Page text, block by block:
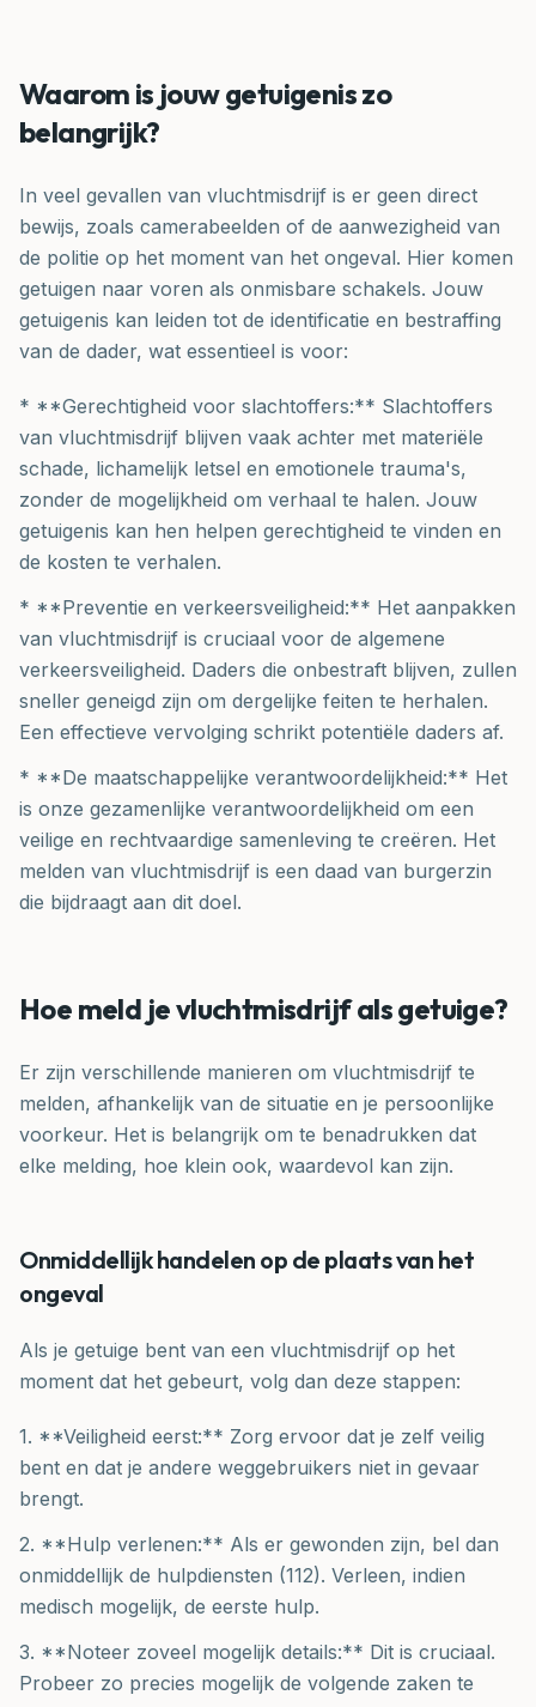
Waarom is jouw getuigenis zo
belangrijk?
In veel gevallen van vluchtmisdrijf is er geen direct
bewijs, zoals camerabeelden of de aanwezigheid van
de politie op het moment van het ongeval. Hier komen
getuigen naar voren als onmisbare schakels. Jouw
getuigenis kan leiden tot de identificatie en bestraffing
van de dader, wat essentieel is voor:
* **Gerechtigheid voor slachtoffers:** Slachtoffers
van vluchtmisdrijf blijven vaak achter met materiële
schade, lichamelijk letsel en emotionele trauma's,
zonder de mogelijkheid om verhaal te halen. Jouw
getuigenis kan hen helpen gerechtigheid te vinden en
de kosten te verhalen.
* **Preventie en verkeersveiligheid:** Het aanpakken
van vluchtmisdrijf is cruciaal voor de algemene
verkeersveiligheid. Daders die onbestraft blijven, zullen
sneller geneigd zijn om dergelijke feiten te herhalen.
Een effectieve vervolging schrikt potentiële daders af.
* **De maatschappelijke verantwoordelijkheid:** Het
is onze gezamenlijke verantwoordelijkheid om een
veilige en rechtvaardige samenleving te creëren. Het
melden van vluchtmisdrijf is een daad van burgerzin
die bijdraagt aan dit doel.
Hoe meld je vluchtmisdrijf als getuige?
Er zijn verschillende manieren om vluchtmisdrijf te
melden, afhankelijk van de situatie en je persoonlijke
voorkeur. Het is belangrijk om te benadrukken dat
elke melding, hoe klein ook, waardevol kan zijn.
Onmiddellijk handelen op de plaats van het
ongeval
Als je getuige bent van een vluchtmisdrijf op het
moment dat het gebeurt, volg dan deze stappen:
1. **Veiligheid eerst:** Zorg ervoor dat je zelf veilig
bent en dat je andere weggebruikers niet in gevaar
brengt.
2. **Hulp verlenen:** Als er gewonden zijn, bel dan
onmiddellijk de hulpdiensten (112). Verleen, indien
medisch mogelijk, de eerste hulp.
3. **Noteer zoveel mogelijk details:** Dit is cruciaal.
Probeer zo precies mogelijk de volgende zaken te